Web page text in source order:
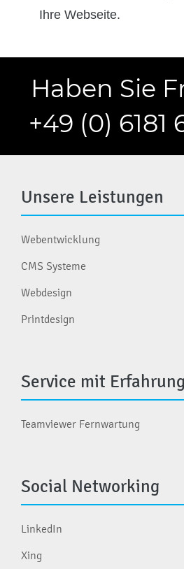
Ihre Webseite.
Haben Sie
+49 (0) 6181
Unsere Leistungen
Webentwicklung
CMS Systeme
Webdesign
Printdesign
Service mit Erfahrung
Teamviewer Fernwartung
Social Networking
LinkedIn
Xing